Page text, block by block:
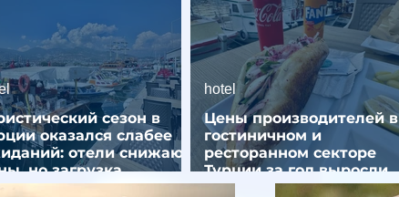
сезон в
оказался слабее
отели снижают
но загрузка
низкой
Цены производителей в
гостиничном и
ресторанном секторе
Турции за год выросли
почти на 32%
hotel